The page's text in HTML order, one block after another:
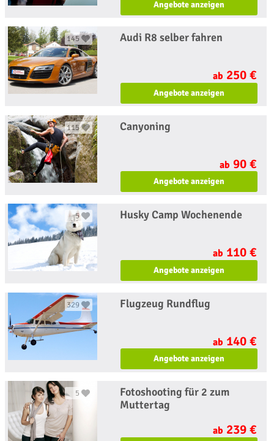
Angebote anzeigen
145 Audi R8 selber fahren
ab 250 €
Angebote anzeigen
115 Canyoning
ab 90 €
Angebote anzeigen
5 Husky Camp Wochenende
ab 110 €
Angebote anzeigen
329 Flugzeug Rundflug
ab 140 €
Angebote anzeigen
5
Fotoshooting für 2 zum
Muttertag
ab 239 €